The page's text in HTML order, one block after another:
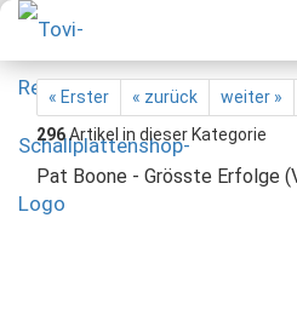
« Erster « zurück weiter »
296Artikel in dieser Kategorie
Pat Boone - Grösste Erfolge